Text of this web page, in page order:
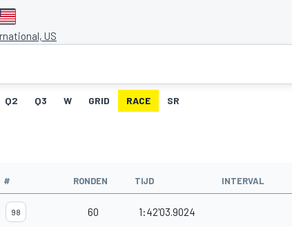
US
Q2 Q3 W GRID RACE SR
# RONDEN TIJD INTERVAL
98 60 1:42'03.9024